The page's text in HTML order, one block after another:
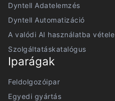
Dyntell Adatelemzés
Dyntell Automatizáció
A valódi AI használatba vétele
Szolgáltatáskatalógus
Iparágak
Feldolgozóipar
Egyedi gyártás